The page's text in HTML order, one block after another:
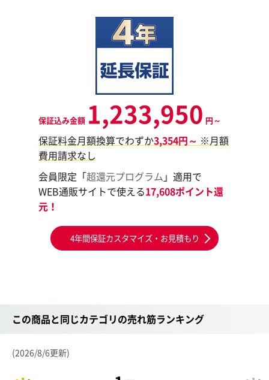
保証込み金額 1,233,950 円～
保証料金月額換算でわずか3,354円～ ※月額
費用請求なし
会員限定「超還元プログラム 」適用で
WEB通販サイトで使える17,608ポイント還
元！
4年間保証カスタマイズ・お見積もり
この商品と同じカテゴリの売れ筋ランキング
(2026/8/6更新)